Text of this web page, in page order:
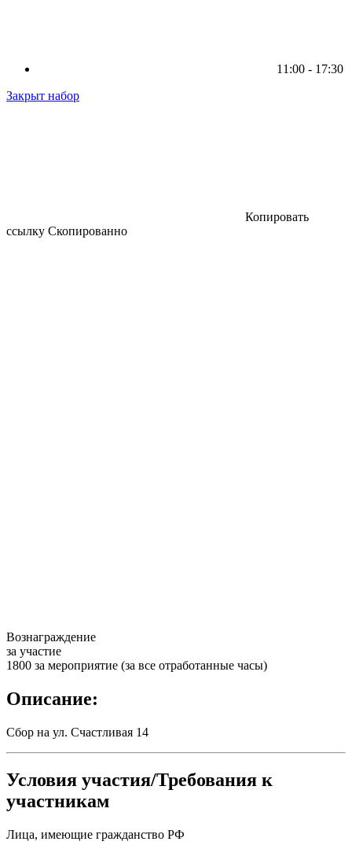
11:00 - 17:30
Закрыт набор
Копировать
ссылку Скопированно
Вознаграждение
за участие
1800 за мероприятие (за все отработанные часы)
Описание:
Сбор на ул. Счастливая 14
Условия участия/Требования к
участникам
Лица, имеющие гражданство РФ